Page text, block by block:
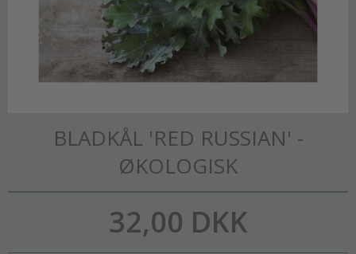
BLADKÅL 'RED RUSSIAN' -
ØKOLOGISK
32,00 DKK